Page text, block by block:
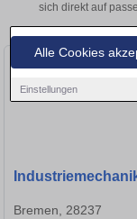
Alle Cookies
Einstellungen
sich direkt auf
Bremen, 28237